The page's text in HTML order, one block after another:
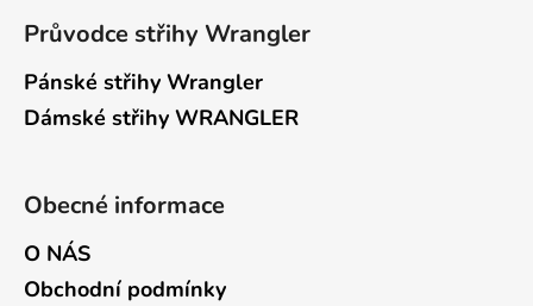
Průvodce střihy Wrangler
Pánské střihy Wrangler
Dámské střihy WRANGLER
Obecné informace
O NÁS
Obchodní podmínky